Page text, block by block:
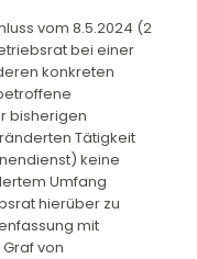
vom 8.5.2024 (2
bei einer
konkreten
bisherigen
Tätigkeit
keine
Umfang
hierüber zu
mit
von